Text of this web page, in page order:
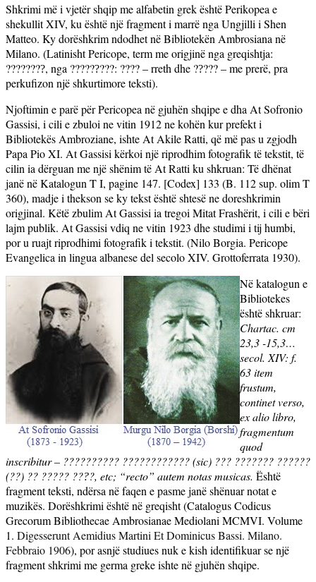
Shkrimi më i vjetër shqip me alfabetin grek është Perikopea e
shekullit XIV, ku është një fragment i marrë nga Ungjilli i Shen
Matteo. Ky dorëshkrim ndodhet në Bibliotekën Ambrosiana në
Milano. (Latinisht Pericope, term me origjinë nga greqishtja:
????????, nga ?????????: ???? – rreth dhe ????? – me prerë, pra
perkufizon një shkurtimore teksti).
Njoftimin e parë për Pericopea në gjuhën shqipe e dha At Sofronio
Gassisi, i cili e zbuloi ne vitin 1912 ne kohën kur prefekt i
Bibliotekës Ambroziane, ishte At Akile Ratti, që më pas u zgjodh
Papa Pio XI. At Gassisi kërkoi një riprodhim fotografik të tekstit, të
cilin ia dërguan me një shënim të At Ratti ku shkruan: Të dhënat
janë në Katalogun T I, pagine 147. [Codex] 133 (B. 112 sup. olim T
360), madje i thekson se ky tekst është shtesë ne doreshkrimin
origjinal. Këtë zbulim At Gassisi ia tregoi Mitat Frashërit, i cili e bëri
lajm publik. At Gassisi vdiq ne vitin 1923 dhe studimi i tij humbi,
por u ruajt riprodhimi fotografik i tekstit. (Nilo Borgia. Pericope
Evangelica in lingua albanese del secolo XIV. Grottoferrata 1930).
Në katalogun e
Bibliotekes
është shkruar:
Chartac. cm
23,3 -15,3…
secol. XIV: f.
63 item
frustum,
continet verso,
ex alio libro,
fragmentum
quod
inscribitur – ?????????? ???????????? (sic) ??? ??????? ??????
(??) ?? ????? ????, etc; “recto” autem notas musicas. Është
fragment teksti, ndërsa në faqen e pasme janë shënuar notat e
muzikës. Dorëshkrimi është në greqisht (Catalogus Codicus
Grecorum Bibliothecae AmbrosianaeMediolani MCMVI. Volume
1. Digesserunt Aemidius Martini Et Dominicus Bassi. Milano.
Febbraio 1906), por asnjë studiues nuk e kish identifikuar se një
fragment shkrimi me germa greke ishte në gjuhën shqipe.